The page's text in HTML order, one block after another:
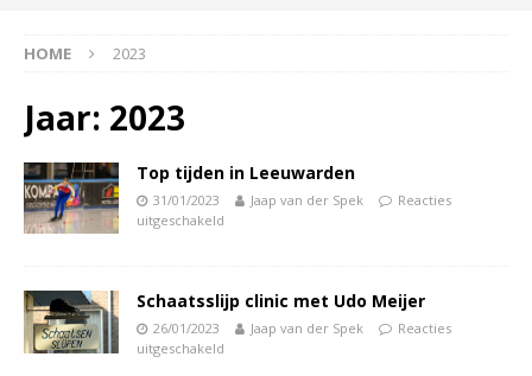
HOME 2023
Jaar: 2023
Top tijden in Leeuwarden
31/01/2023 Jaap van der Spek
Reacties
uitgeschakeld
Schaatsslijp clinic met Udo Meijer
26/01/2023 Jaap van der Spek
Reacties
uitgeschakeld